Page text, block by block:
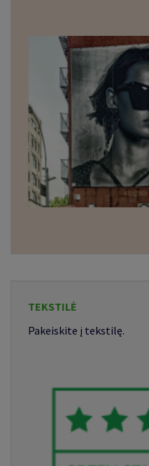
TEKSTILĖ
Pakeiskite į tekstilę.